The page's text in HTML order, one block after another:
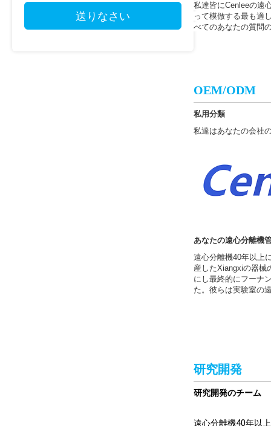
送りなさい
私達皆にCenleeの遠
って模倣する最も適
べてのあなたの質問
OEM/ODM
私用分類
私達はあなたの会社
あなたの遠心分離機
遠心分離機40年以上
産したXiangxiの器械
にし最終的にフーナ
た。彼らは実験室の
研究開発
研究開発のチーム
遠心分離機40年以